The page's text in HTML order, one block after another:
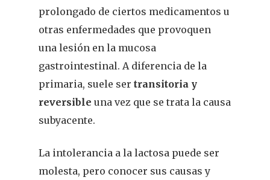
prolongado de ciertos medicamentos u
otras enfermedades que provoquen
una lesión en la mucosa
gastrointestinal. A diferencia de la
primaria, suele sertransitoria y
reversible una vez que se trata la causa
subyacente.
La intolerancia a la lactosa puede ser
molesta, pero conocer sus causas y